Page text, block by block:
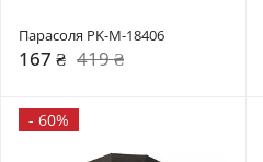
Парасоля PK-M-18406
167 ₴ 419 ₴
- 60%